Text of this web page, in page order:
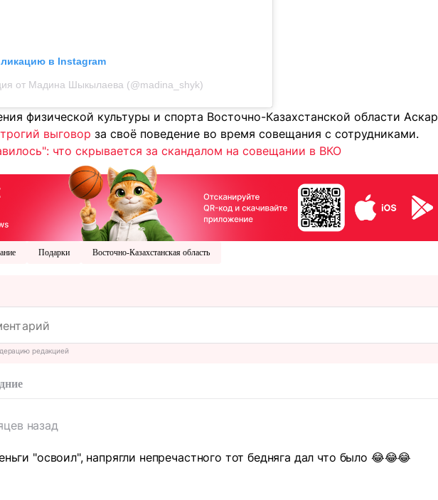
в Instagram
от Мадина Шыкылаева (@madina_shyk)
физической культуры и спорта Восточно-Казахстанской области Аскар
выговор за своё поведение во время совещания с сотрудниками.
что скрывается за скандалом на совещании в ВКО
Подарки Восточно-Казахстанская область
редакцией
назад
"освоил", напрягли непречастного тот бедняга дал что было 😂😂😂